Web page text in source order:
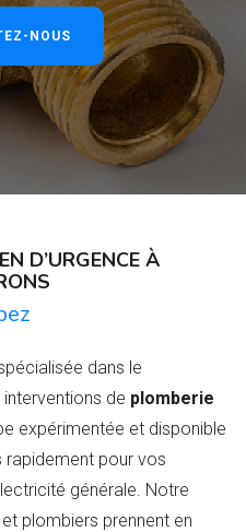
NOUS
D’URGENCE À
dans le
interventions de plomberie
expérimentée et disponible
rapidement pour vos
générale. Notre
plombiers prennent en